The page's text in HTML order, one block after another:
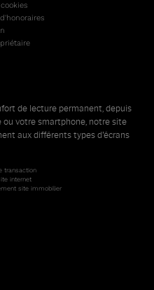
de lecture permanent, depuis
votre smartphone, notre site
aux différents types d'écrans
transaction
internet
site immobilier